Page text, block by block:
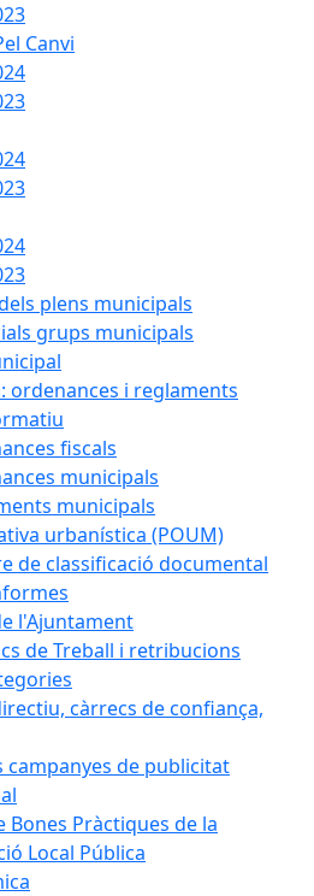
Canvi
plens municipals
grups municipals
ordenances i reglaments
fiscals
municipals
municipals
urbanística (POUM)
de classificació documental
l'Ajuntament
de Treball i retribucions
càrrecs de confiança,
campanyes de publicitat
Bones Pràctiques de la
Local Pública